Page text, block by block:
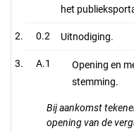
het
0.2 Uitnodiging.
A.1
Opening en
stemming.
Bij aankomst
opening van de